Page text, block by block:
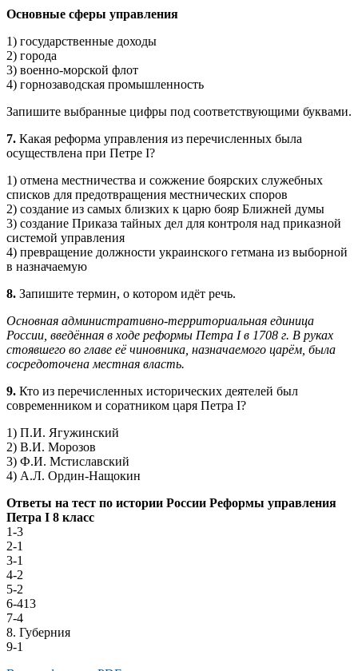
Основные сферы управления
1) государственные доходы
2) города
3) военно-морской флот
4) горнозаводская промыш­ленность
Запишите выбранные цифры под соответствующими буквами.
7. Какая реформа управления из перечисленных была
осуществлена при Петре I?
1) отмена местничества и сожжение боярских служебных
списков для предотвращения местнических споров
2) создание из самых близких к царю бояр Ближней думы
3) создание Приказа тайных дел для контроля над приказной
си­стемой управления
4) превращение должности украинского гетмана из выборной
в назначаемую
8. Запишите термин, о котором идёт речь.
Основная административно-территориальная единица
России, введённая в ходе реформы Петра I в 1708 г. В руках
стоявшего во главе её чиновника, назначаемого царём, была
сосредоточена местная власть.
9. Кто из перечисленных исторических деятелей был
современником и соратником царя Петра I?
1) П.И. Ягужинский
2) В.И. Морозов
3) Ф.И. Мстиславский
4) А.Л. Ордин-Нащокин
Ответы на тест по истории России Реформы управления
Петра I 8 класс
1-3
2-1
3-1
4-2
5-2
6-413
7-4
8. Губерния
9-1